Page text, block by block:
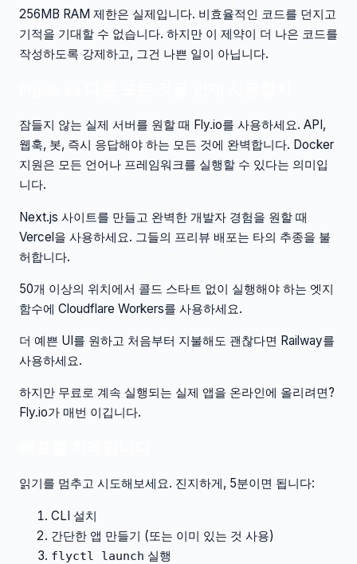
256MB RAM 제한은 실제입니다. 비효율적인 코드를 던지고
기적을 기대할 수 없습니다. 하지만 이 제약이 더 나은 코드를
작성하도록 강제하고, 그건 나쁜 일이 아닙니다.
잠들지 않는 실제 서버를 원할 때 Fly.io를 사용하세요. API,
웹훅, 봇, 즉시 응답해야 하는 모든 것에 완벽합니다. Docker
지원은 모든 언어나 프레임워크를 실행할 수 있다는 의미입
니다.
Next.js 사이트를 만들고 완벽한 개발자 경험을 원할 때
Vercel을 사용하세요. 그들의 프리뷰 배포는 타의 추종을 불
허합니다.
50개 이상의 위치에서 콜드 스타트 없이 실행해야 하는 엣지
함수에 Cloudflare Workers를 사용하세요.
더 예쁜 UI를 원하고 처음부터 지불해도 괜찮다면 Railway를
사용하세요.
하지만 무료로 계속 실행되는 실제 앱을 온라인에 올리려면?
Fly.io가 매번 이깁니다.
읽기를 멈추고 시도해보세요. 진지하게, 5분이면 됩니다:
CLI 설치
간단한 앱 만들기 (또는 이미 있는 것 사용)
flyctl launch 실행